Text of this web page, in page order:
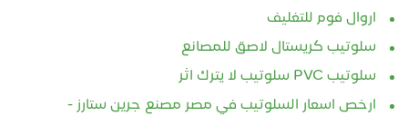
اروال فوم للتغليف
سلوتيب كريستال لاصق للمصانع
سلوتيب PVC سلوتيب لا يترك اثر
ارخص اسعار السلوتيب في مصر مصنع جرين ستارز -